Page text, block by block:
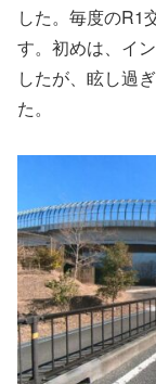
した。毎度のR1
す。初めは、イ
したが、眩し過
た。